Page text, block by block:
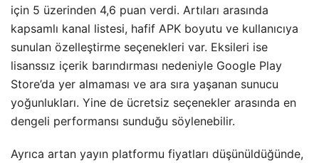
için 5 üzerinden 4,6 puan verdi. Artıları arasında
kapsamlı kanal listesi, hafif APK boyutu ve kullanıcıya
sunulan özelleştirme seçenekleri var. Eksileri ise
lisanssız içerik barındırması nedeniyle Google Play
Store’da yer almaması ve ara sıra yaşanan sunucu
yoğunlukları. Yine de ücretsiz seçenekler arasında en
dengeli performansı sunduğu söylenebilir.
Ayrıca artan yayın platformu fiyatları düşünüldüğünde,